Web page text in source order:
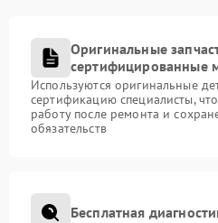
Оригинальные
сертифицированные
Используются оригинальные
сертификацию специалисты,
работу после ремонта и
обязательств
Бесплатная